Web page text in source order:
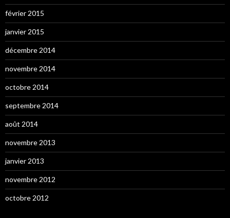
février 2015
janvier 2015
décembre 2014
novembre 2014
octobre 2014
septembre 2014
août 2014
novembre 2013
janvier 2013
novembre 2012
octobre 2012